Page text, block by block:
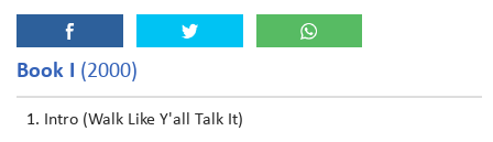
Book I (2000)
Intro (Walk Like Y'all Talk It)